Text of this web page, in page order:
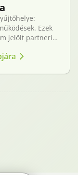
Ezek
jelölt partneri